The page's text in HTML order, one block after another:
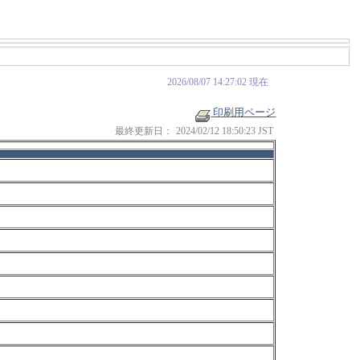
2026/08/07 14:27:02 現在
印刷用ページ
最終更新日： 2024/02/12 18:50:23 JST